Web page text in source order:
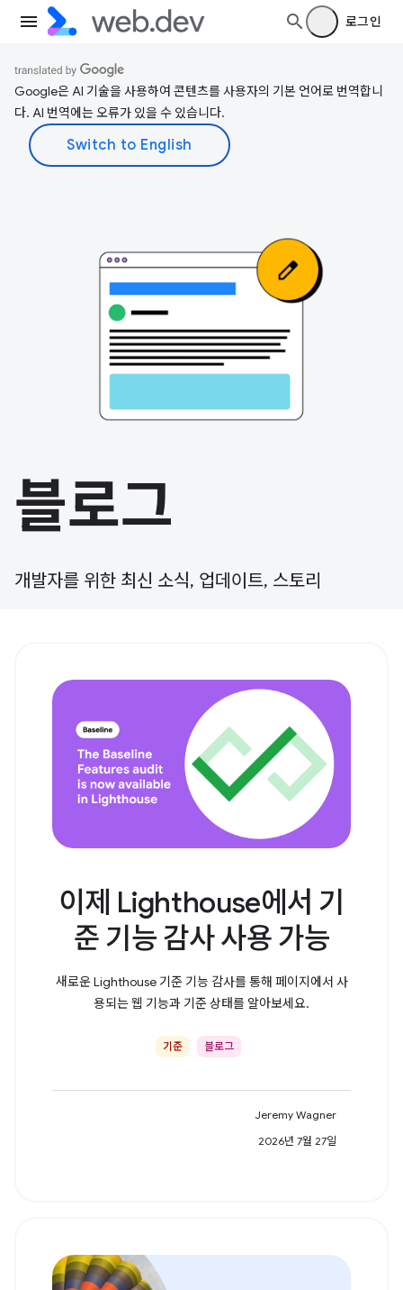
로그인
Google은 AI 기술을 사용하여 콘텐츠를 사용자의 기본 언어로 번역합니
다. AI 번역에는 오류가 있을 수 있습니다.
블로그
개발자를 위한 최신 소식, 업데이트, 스토리
이제 Lighthouse에서 기
준 기능 감사 사용 가능
새로운 Lighthouse 기준 기능 감사를 통해 페이지에서 사
용되는 웹 기능과 기준 상태를 알아보세요.
기준 블로그
Jeremy Wagner
2026년 7월 27일